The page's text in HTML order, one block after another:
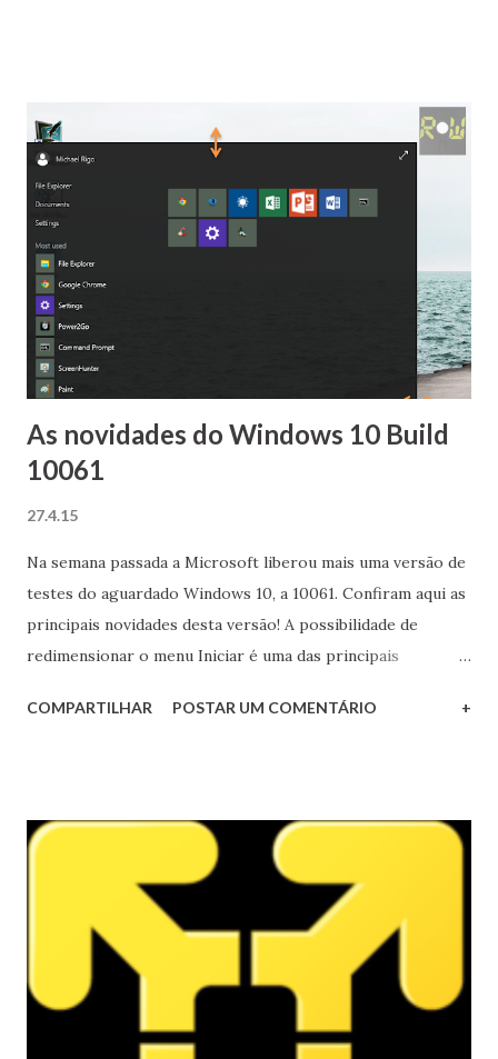
As novidades do Windows 10 Build
10061
27.4.15
Na semana passada a Microsoft liberou mais uma versão de
testes do aguardado Windows 10, a 10061. Confiram aqui as
principais novidades desta versão! A possibilidade de
redimensionar o menu Iniciar é uma das principais
COMPARTILHAR POSTAR UM COMENTÁRIO +